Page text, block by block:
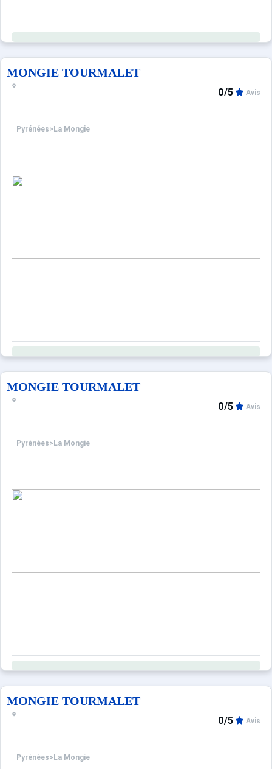
MONGIE TOURMALET
Pyrénées> La Mongie
0/5 Avis
MONGIE TOURMALET
Pyrénées> La Mongie
0/5 Avis
MONGIE TOURMALET
Pyrénées> La Mongie
0/5 Avis